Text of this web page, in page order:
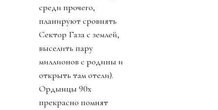
среди прочего,
планируют сровнять
Сектор Газа с землей,
выселить пару
миллионов с родины и
открыть там отели).
Ордынцы 90х
прекрасно помнят